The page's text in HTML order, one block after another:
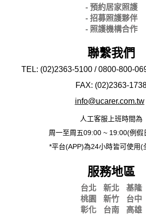
- 預約居家照護
- 招募照護夥伴
- 照護機構合作
聯繫我們
TEL: (02)2363-5100 / 0800-800-
FAX: (02)2363-
info@ucarer.com.tw
人工客服上班時間為
周一至周五09:00 ~ 19:00(例假
*平台(APP)為24小時皆可使用(
服務地區
台北 新北
基隆
桃園
新竹
台中
彰化
台南 高雄